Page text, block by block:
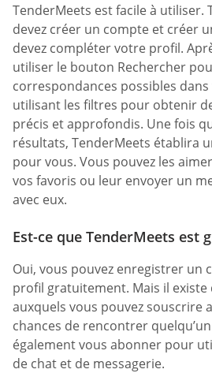
TenderMeets est facile à utiliser.
devez créer un compte et créer
devez compléter votre profil.
utiliser le bouton Rechercher
correspondances possibles
utilisant les filtres pour obtenir
précis et approfondis. Une fois
résultats, TenderMeets établira
pour vous. Vous pouvez les
vos favoris ou leur envoyer un
avec eux.
Est-ce que TenderMeets est
Oui, vous pouvez enregistrer un
profil gratuitement. Mais il
auxquels vous pouvez souscrire
chances de rencontrer
également vous abonner pour
de chat et de messagerie.